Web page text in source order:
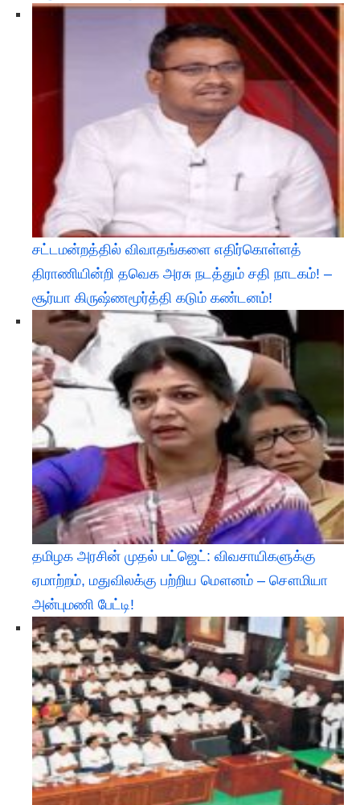
சட்டமன்றத்தில் விவாதங்களை எதிர்கொள்ளத்
திராணியின்றி தவெக அரசு நடத்தும் சதி நாடகம்! –
சூர்யா கிருஷ்ணமூர்த்தி கடும் கண்டனம்!
தமிழக அரசின் முதல் பட்ஜெட்: விவசாயிகளுக்கு
ஏமாற்றம், மதுவிலக்கு பற்றிய மௌனம் – சௌமியா
அன்புமணி பேட்டி!